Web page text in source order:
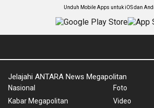
Unduh Mobile Apps untuk iOS dan
Jelajahi ANTARA News Megapolitan
Nasional
Kabar Megapolitan
Foto
Video